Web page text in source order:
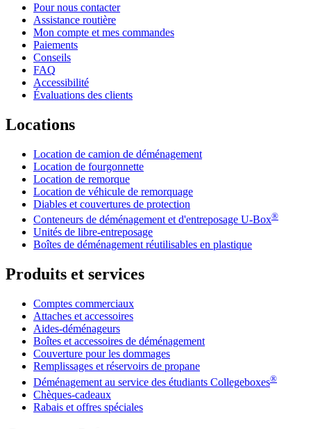
Pour nous contacter
Assistance routière
Mon compte et mes commandes
Paiements
Conseils
FAQ
Accessibilité
Évaluations des clients
Locations
Location de camion de déménagement
Location de fourgonnette
Location de remorque
Location de véhicule de remorquage
Diables et couvertures de protection
Conteneurs de déménagement et d'entreposage U-Box®
Unités de libre-entreposage
Boîtes de déménagement réutilisables en plastique
Produits et services
Comptes commerciaux
Attaches et accessoires
Aides-déménageurs
Boîtes et accessoires de déménagement
Couverture pour les dommages
Remplissages et réservoirs de propane
Déménagement au service des étudiants Collegeboxes®
Chèques-cadeaux
Rabais et offres spéciales